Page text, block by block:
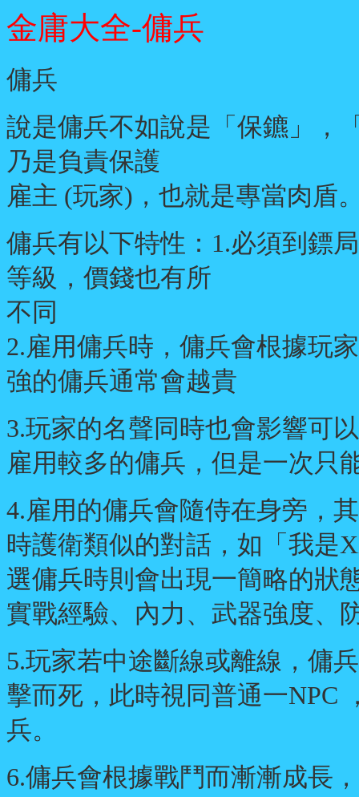
金庸大全-傭兵
傭兵
說是傭兵不如說是「保鑣」，
乃是負責保護
雇主 (玩家)，也就是專當肉盾
傭兵有以下特性：1.必須到鏢
等級，價錢也有所
不同
2.雇用傭兵時，傭兵會根據玩
強的傭兵通常會越貴
3.玩家的名聲同時也會影響可
雇用較多的傭兵，但是一次只
4.雇用的傭兵會隨侍在身旁，
時護衛類似的對話，如「我
選傭兵時則會出現一簡略的狀
實戰經驗、內力、武器強度、
5.玩家若中途斷線或離線，傭
擊而死，此時視同普通一NPC
兵。
6.傭兵會根據戰鬥而漸漸成長